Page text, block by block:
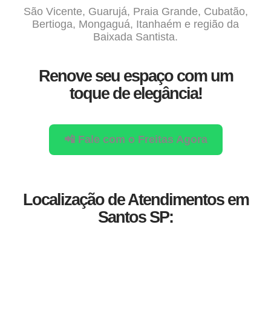
São Vicente, Guarujá, Praia Grande, Cubatão,
Bertioga, Mongaguá, Itanhaém e região da
Baixada Santista.
Renove seu espaço com um
toque de elegância!
📲 Fale com o Freitas Agora
Localização de Atendimentos em
Santos SP: